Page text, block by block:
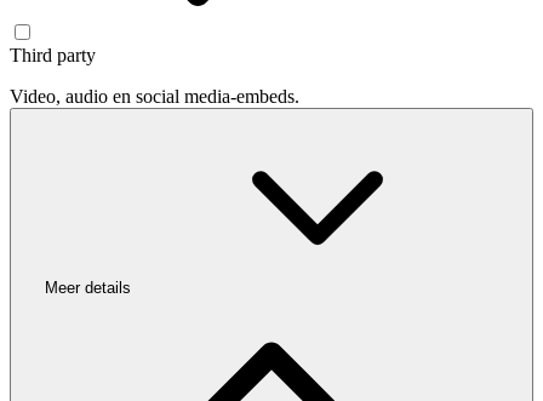
Third party
Video, audio en social media-embeds.
Meer details